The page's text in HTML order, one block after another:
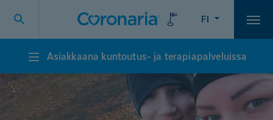
FI
Asiakkaana
kuntoutus-
ja
terapiapalveluissa
Asiakkaana kuntoutus- ja terapiapalveluissa